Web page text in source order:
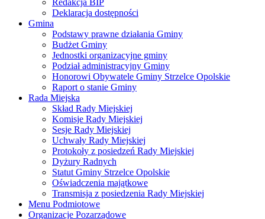
Redakcja BIP
Deklaracja dostępności
Gmina
Podstawy prawne działania Gminy
Budżet Gminy
Jednostki organizacyjne gminy
Podział administracyjny Gminy
Honorowi Obywatele Gminy Strzelce Opolskie
Raport o stanie Gminy
Rada Miejska
Skład Rady Miejskiej
Komisje Rady Miejskiej
Sesje Rady Miejskiej
Uchwały Rady Miejskiej
Protokoły z posiedzeń Rady Miejskiej
Dyżury Radnych
Statut Gminy Strzelce Opolskie
Oświadczenia majątkowe
Transmisja z posiedzenia Rady Miejskiej
Menu Podmiotowe
Organizacje Pozarządowe